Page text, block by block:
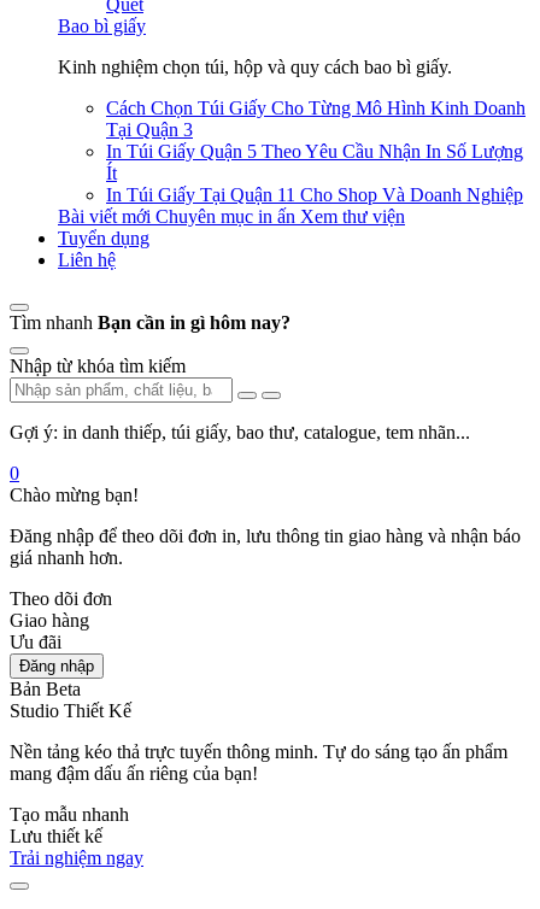
Quét
Bao bì giấy
Kinh nghiệm chọn túi, hộp và quy cách bao bì giấy.
Cách Chọn Túi Giấy Cho Từng Mô Hình Kinh Doanh
Tại Quận 3
In Túi Giấy Quận 5 Theo Yêu Cầu Nhận In Số Lượng
Ít
In Túi Giấy Tại Quận 11 Cho Shop Và Doanh Nghiệp
Bài viết mới Chuyên mục in ấn Xem thư viện
Tuyển dụng
Liên hệ
Tìm nhanh Bạn cần in gì hôm nay?
Nhập từ khóa tìm kiếm
Gợi ý: in danh thiếp, túi giấy, bao thư, catalogue, tem nhãn...
0
Chào mừng bạn!
Đăng nhập để theo dõi đơn in, lưu thông tin giao hàng và nhận báo
giá nhanh hơn.
Theo dõi đơn
Giao hàng
Ưu đãi
Đăng nhập
Bản Beta
Studio Thiết Kế
Nền tảng kéo thả trực tuyến thông minh. Tự do sáng tạo ấn phẩm
mang đậm dấu ấn riêng của bạn!
Tạo mẫu nhanh
Lưu thiết kế
Trải nghiệm ngay